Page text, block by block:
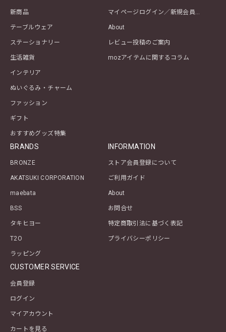
新商品
テーブルウェア
ステーショナリー
生活雑貨
インテリア
ぬいぐるみ・チャーム
ファッション
ギフト
おすすめグッズ特集
About
レビュー投稿のご案内
mozアイテムに関するコラム
BRANDS
BRONZE
AKATSUKI CORPORATION
maebata
BSS
タキヒヨー
T2O
ラッピング
INFORMATION
ストア会員登録について
ご利用ガイド
About
お問合せ
特定商取引法に基づく表記
プライバシーポリシー
CUSTOMER SERVICE
会員登録
ログイン
マイアカウント
カートを見る